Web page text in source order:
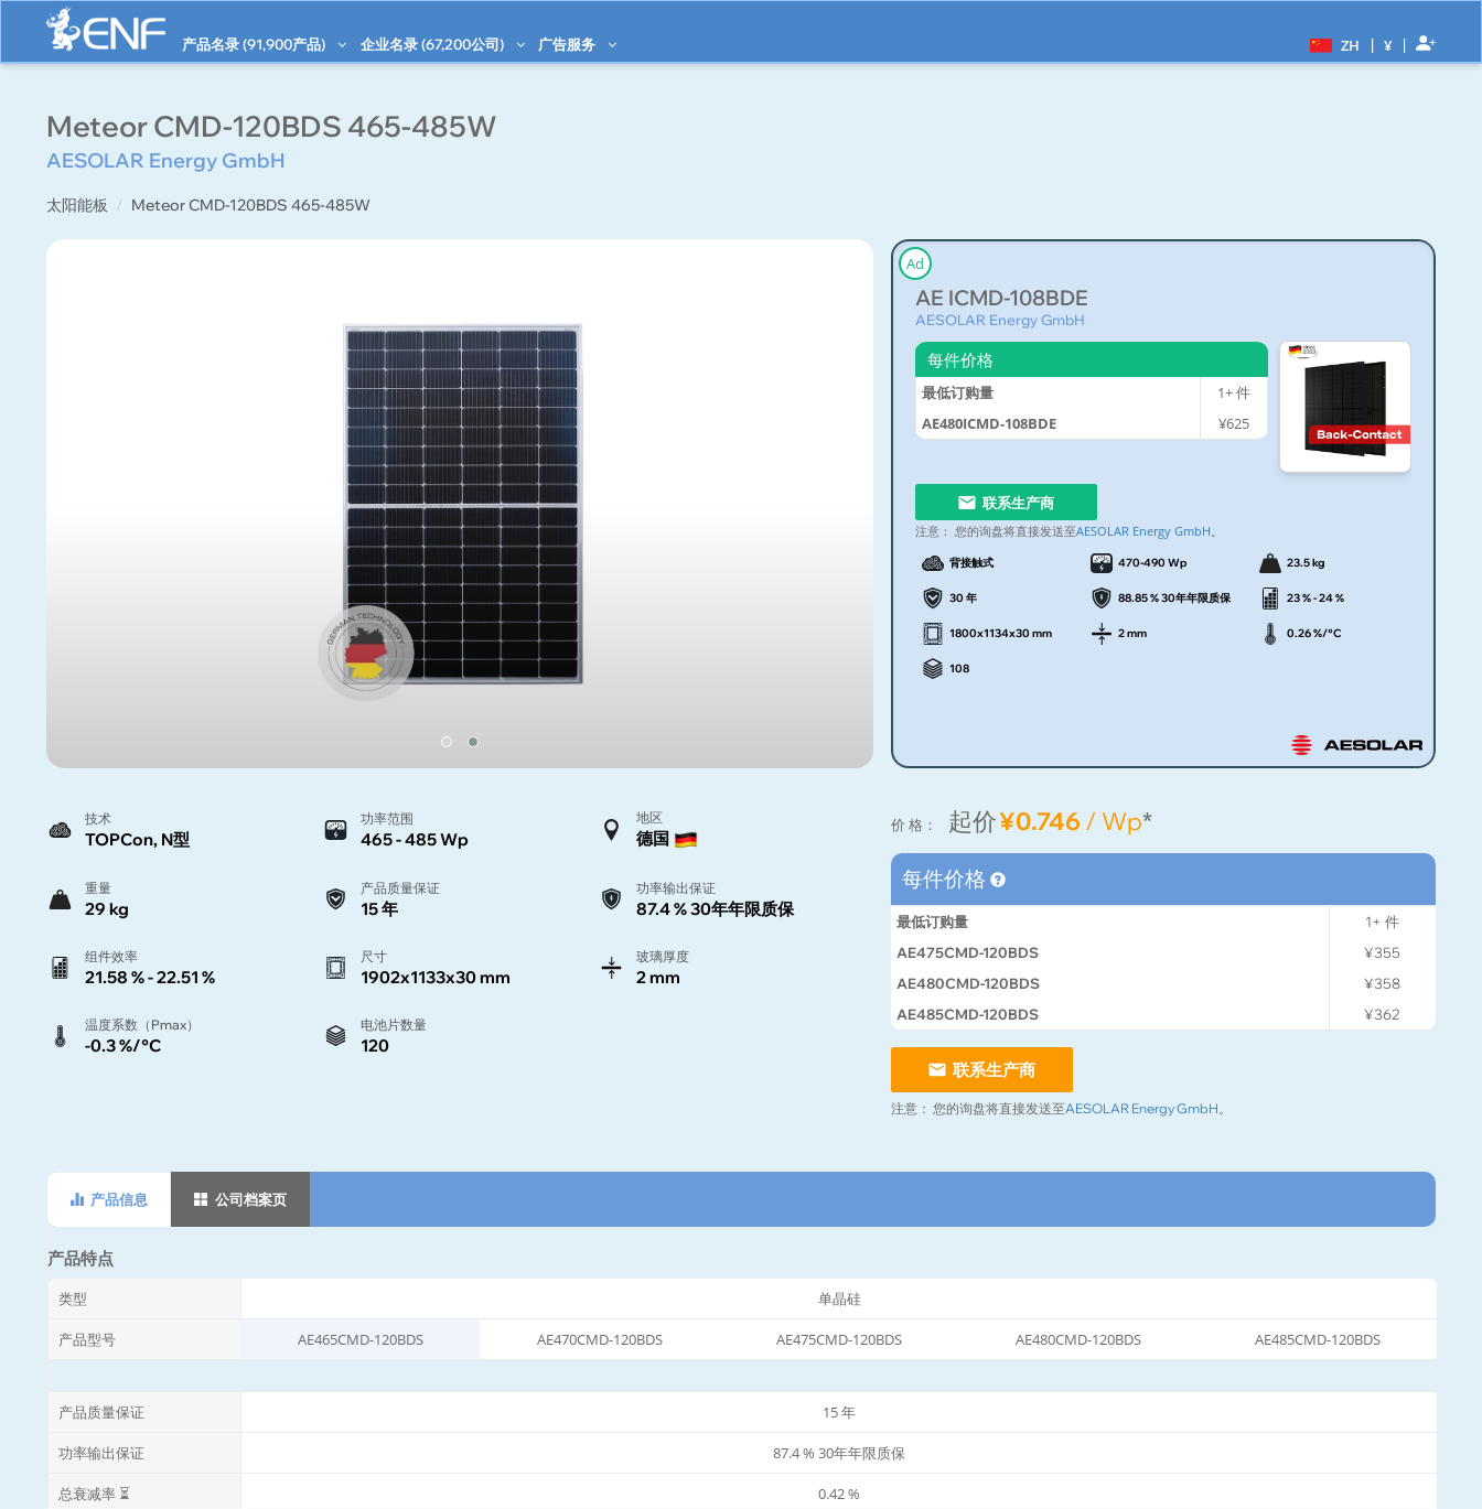
产品名录 (91,900产品) 企业名录 (67,200公司) 广告服务 ZH | ¥ |
Meteor CMD-120BDS 465-485W
AESOLAR Energy GmbH
太阳能板 Meteor CMD-120BDS 465-485W
Ad
AE ICMD-108BDE
AESOLAR Energy GmbH
每件价格
最低订购量 1+件
AE480ICMD-108BDE
¥625
联系生产商
注意： 您的询盘将直接发送至AESOLAR Energy GmbH。
背接触式 470-490 Wp 23.5 kg
30 年 88.85 % 30年年限质保 23 % - 24 %
1800x1134x30 mm 2 mm 0.26 %/°C
108
技术
TOPCon, N型
功率范围
465 - 485 Wp
地区
德国
重量
29 kg
产品质量保证
15 年
功率输出保证
87.4 % 30年年限质保
组件效率
21.58 % - 22.51 %
尺寸
1902x1133x30 mm
玻璃厚度
2 mm
温度系数（Pmax）
-0.3 %/°C
电池片数量
120
价 格： 起价¥0.746/ Wp*
每件价格
最低订购量 1+件
AE475CMD-120BDS
¥355
AE480CMD-120BDS
¥358
AE485CMD-120BDS
¥362
联系生产商
注意： 您的询盘将直接发送至AESOLAR Energy GmbH 。
产品信息 公司档案页
产品特点
类型 单晶硅
产品型号 AE465CMD-120BDS AE470CMD-120BDS AE475CMD-120BDS AE480CMD-120BDS AE485CMD-120BDS
产品质量保证 15 年
功率输出保证 87.4 % 30年年限质保
总衰减率 ⏳ 0.42 %